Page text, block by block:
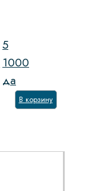
5
1000
да
В корзину